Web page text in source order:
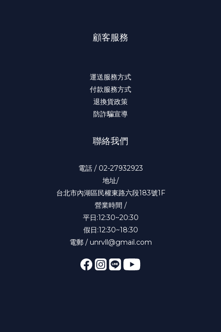
顧客服務
運送服務方式
付款服務方式
退換貨政策
防詐騙宣導
聯絡我們
電話 / 02-27932923
地址/
台北市內湖區民權東路六段183號1F
營業時間 /
平日:12:30~20:30
假日:12:30~18:30
電郵 / unrvll@gmail.com